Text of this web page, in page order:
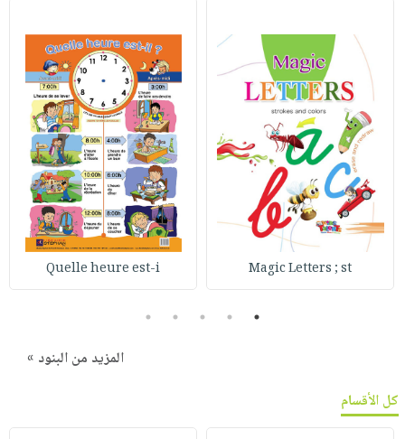
Magic Letters ; st
Quelle heure est-i
1
2
3
4
5
المزيد من البنود »
كل الأقسام